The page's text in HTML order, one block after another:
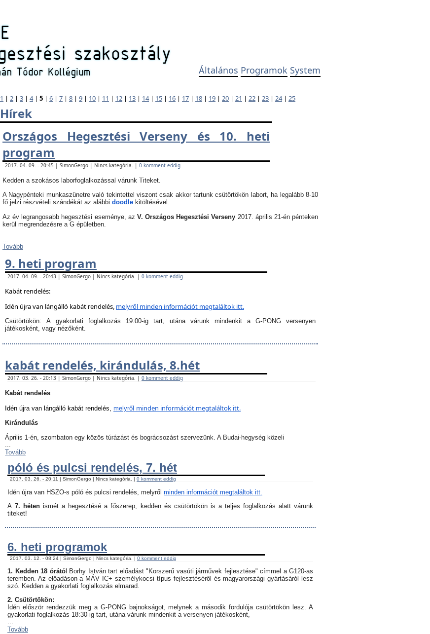
Általános Programok System
1 | 2 | 3 | 4| 5 | 6 | 7 | 8 | 9 | 10 | 11 | 12 | 13 | 14| 15 | 16 | 17 | 18 | 19 | 20 | 21 | 22 | 23 | 24| 25
Hírek
Országos Hegesztési Verseny és 10. heti
program
2017. 04. 09. - 20:45 | SimonGergo | Nincs kategória. | 0 komment eddig
Kedden a szokásos laborfoglalkozással várunk Titeket.
A Nagypénteki munkaszünetre való tekintettel viszont csak akkor tartunk csütörtökön labort, ha legalább 8-10
fő jelzi részvételi szándékát az alábbi doodle kitöltésével.
Az év legrangosabb hegesztési eseménye, az V. Országos Hegesztési Verseny 2017. április 21-én pénteken
kerül megrendezésre a G épületben.
...
Tovább
9. heti program
2017. 04. 09. - 20:43 | SimonGergo | Nincs kategória. | 0 komment eddig
Kabát rendelés:
Idén újra van lángálló kabát rendelés, melyről minden információt megtaláltok itt.
Csütörtökön: A gyakorlati foglalkozás 19:00-ig tart, utána várunk mindenkit a G-PONG versenyen
játékosként, vagy nézőként.
kabát rendelés, kirándulás, 8.hét
2017. 03. 26. - 20:13 | SimonGergo | Nincs kategória. | 0 komment eddig
Kabát rendelés
Idén újra van lángálló kabát rendelés, melyről minden információt megtaláltok itt.
Kirándulás
Április 1-én, szombaton egy közös túrázást és bográcsozást szervezünk. A Budai-hegység közeli
...
Tovább
póló és pulcsi rendelés, 7. hét
2017. 03. 26. - 20:11 | SimonGergo | Nincs kategória. | 0 komment eddig
Idén újra van HSZO-s póló és pulcsi rendelés, melyről minden információt megtaláltok itt.
A7. hétenismét a hegesztésé a főszerep, kedden és csütörtökön is a teljes foglalkozás alatt várunk
titeket!
6. heti programok
2017. 03. 12. - 08:24 | SimonGergo | Nincs kategória. | 0 komment eddig
1. Kedden 18 órától Borhy István tart előadást "Korszerű vasúti járművek fejlesztése" címmel a G120-as
teremben. Az előadáson a MÁV IC+ személykocsi típus fejlesztéséről és magyarországi gyártásáról lesz
szó. Kedden a gyakorlati foglalkozás elmarad.
2. Csütörtökön:
Idén először rendezzük meg a G-PONG bajnokságot, melynek a második fordulója csütörtökön lesz. A
gyakorlati foglalkozás 18:30-ig tart, utána várunk mindenkit a versenyen játékosként,
...
Tovább